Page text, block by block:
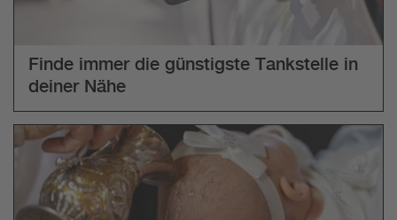
Finde immer die günstigste Tankstelle in
deiner Nähe